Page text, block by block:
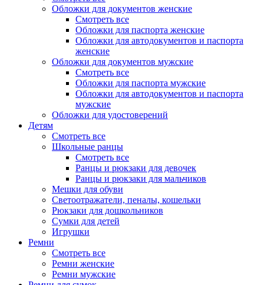
Обложки для документов женские
Смотреть все
Обложки для паспорта женские
Обложки для автодокументов и паспорта
женские
Обложки для документов мужские
Смотреть все
Обложки для паспорта мужские
Обложки для автодокументов и паспорта
мужские
Обложки для удостоверений
Детям
Смотреть все
Школьные ранцы
Смотреть все
Ранцы и рюкзаки для девочек
Ранцы и рюкзаки для мальчиков
Мешки для обуви
Светоотражатели, пеналы, кошельки
Рюкзаки для дошкольников
Сумки для детей
Игрушки
Ремни
Смотреть все
Ремни женские
Ремни мужские